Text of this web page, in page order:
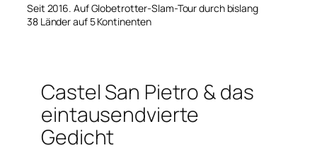
Seit 2016. Auf Globetrotter-Slam-Tour durch bislang
38 Länder auf 5 Kontinenten
Castel San Pietro & das
eintausendvierte
Gedicht